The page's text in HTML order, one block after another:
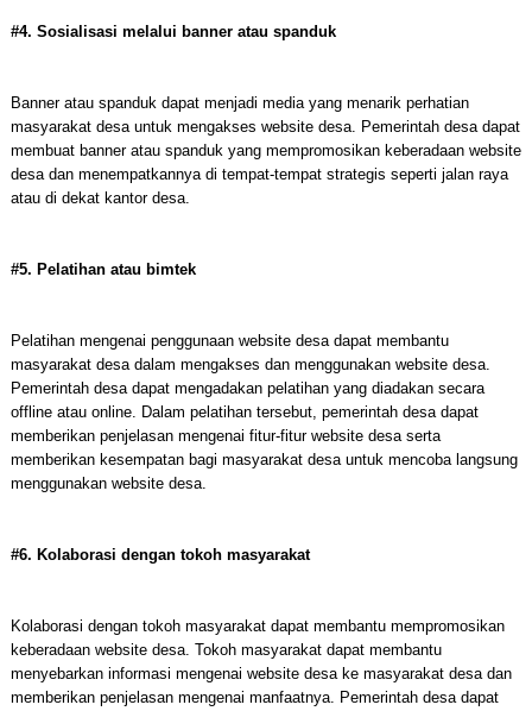
#4. Sosialisasi melalui banner atau spanduk
Banner atau spanduk dapat menjadi media yang menarik perhatian
masyarakat desa untuk mengakses website desa. Pemerintah desa dapat
membuat banner atau spanduk yang mempromosikan keberadaan website
desa dan menempatkannya di tempat-tempat strategis seperti jalan raya
atau di dekat kantor desa.
#5. Pelatihan atau bimtek
Pelatihan mengenai penggunaan website desa dapat membantu
masyarakat desa dalam mengakses dan menggunakan website desa.
Pemerintah desa dapat mengadakan pelatihan yang diadakan secara
offline atau online. Dalam pelatihan tersebut, pemerintah desa dapat
memberikan penjelasan mengenai fitur-fitur website desa serta
memberikan kesempatan bagi masyarakat desa untuk mencoba langsung
menggunakan website desa.
#6. Kolaborasi dengan tokoh masyarakat
Kolaborasi dengan tokoh masyarakat dapat membantu mempromosikan
keberadaan website desa. Tokoh masyarakat dapat membantu
menyebarkan informasi mengenai website desa ke masyarakat desa dan
memberikan penjelasan mengenai manfaatnya. Pemerintah desa dapat